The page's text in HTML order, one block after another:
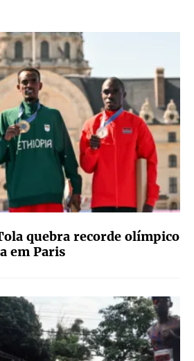
quebra recorde olímpico
em Paris